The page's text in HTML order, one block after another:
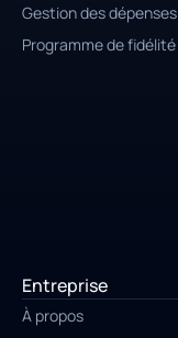
Gestion des dépenses
Programme de fidélité
Entreprise
À propos